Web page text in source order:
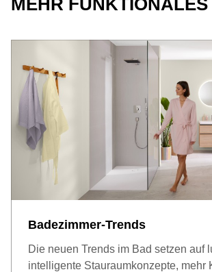
MEHR FUNKTIONALES
Badezimmer-Trends
Die neuen Trends im Bad setzen auf
intelligente Stauraumkonzepte, mehr